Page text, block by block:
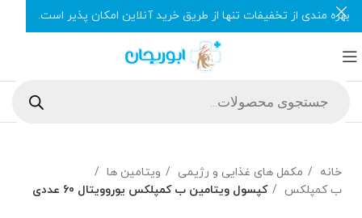
خانه مکمل های غذایی و رژیمی
ویتامین ها
ب کمپلکس
کپسول ویتامین ب کمپلکس یوروویتال 60 عددی
بهره مندی از تخفیفات تنها از طریق خرید آنلاین امکان پذیر است.